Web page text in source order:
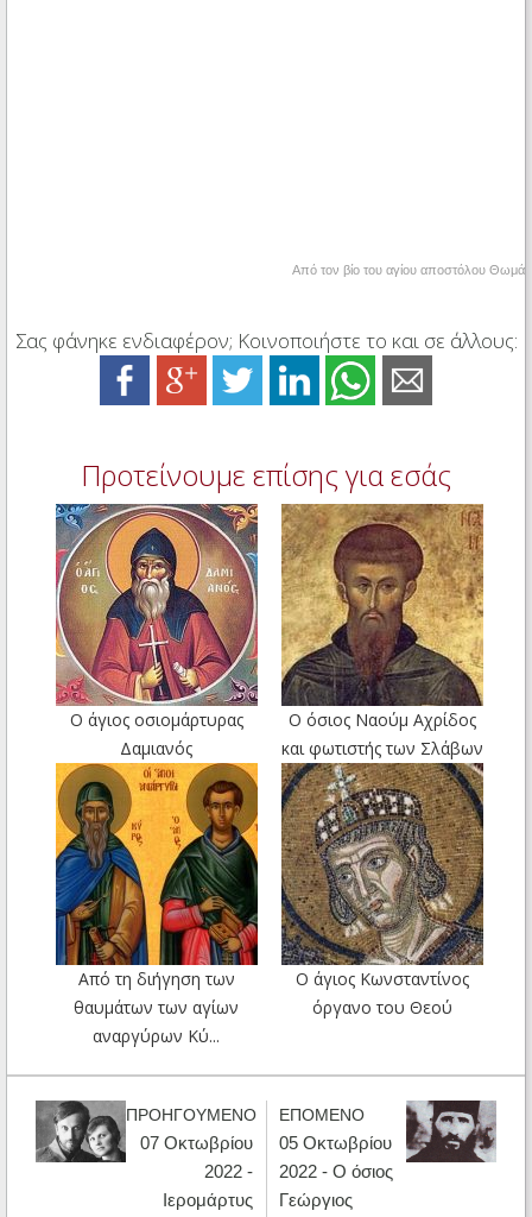
Από τον βίο του αγίου αποστόλου Θωμά
Σας φάνηκε ενδιαφέρον; Κοινοποιήστε το και σε άλλους:
Προτείνουμε επίσης για εσάς
O άγιος οσιομάρτυρας
Δαμιανός
Ο όσιος Ναούμ Αχρίδος
και φωτιστής των Σλάβων
Από τη διήγηση των
θαυμάτων των αγίων
αναργύρων Κύ...
Ο άγιος Κωνσταντίνος
όργανο του Θεού
ΠΡΟΗΓΟΥΜΕΝΟ
07 Οκτωβρίου
2022 -
Ιερομάρτυς
ΕΠΟΜΕΝΟ
05 Οκτωβρίου
2022 - Ο όσιος
Γεώργιος